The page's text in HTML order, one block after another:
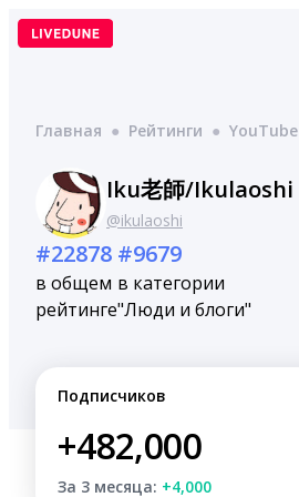
Перейти
Главная ● Рейтинги ● YouTube
Iku老師/Ikulaoshi
@ikulaoshi
#22878
в общем
рейтинге
#9679
в категории
"Люди и блоги"
Подписчиков
+482,000
За 3 месяца: +4,000